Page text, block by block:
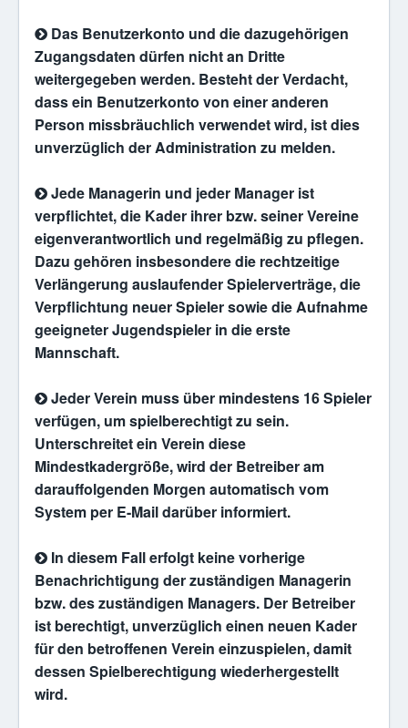
Das Benutzerkonto und die dazugehörigen
Zugangsdaten dürfen nicht an Dritte
weitergegeben werden. Besteht der Verdacht,
dass ein Benutzerkonto von einer anderen
Person missbräuchlich verwendet wird, ist dies
unverzüglich der Administration zu melden.
Jede Managerin und jeder Manager ist
verpflichtet, die Kader ihrer bzw. seiner Vereine
eigenverantwortlich und regelmäßig zu pflegen.
Dazu gehören insbesondere die rechtzeitige
Verlängerung auslaufender Spielerverträge, die
Verpflichtung neuer Spieler sowie die Aufnahme
geeigneter Jugendspieler in die erste
Mannschaft.
Jeder Verein muss über mindestens 16 Spieler
verfügen, um spielberechtigt zu sein.
Unterschreitet ein Verein diese
Mindestkadergröße, wird der Betreiber am
darauffolgenden Morgen automatisch vom
System per E-Mail darüber informiert.
In diesem Fall erfolgt keine vorherige
Benachrichtigung der zuständigen Managerin
bzw. des zuständigen Managers. Der Betreiber
ist berechtigt, unverzüglich einen neuen Kader
für den betroffenen Verein einzuspielen, damit
dessen Spielberechtigung wiederhergestellt
wird.